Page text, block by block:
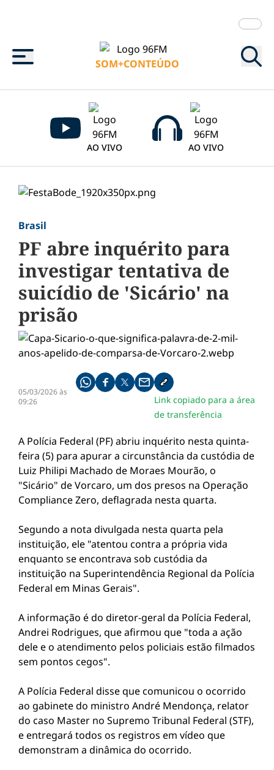
Menu
SOM+CONTEÚDO
AO VIVO AO VIVO
Brasil
PF abre inquérito para
investigar tentativa de
suicídio de 'Sicário' na
prisão
05/03/2026 às
09:26
Compartilhe pelo whatsapp
Compartilhar no facebook
Compartilhar no twitter
Compartilhe pelo email
Copiar link da notícia
Link copiado para a área
de transferência
A Polícia Federal (PF) abriu inquérito nesta quinta-
feira (5) para apurar a circunstância da custódia de
Luiz Philipi Machado de Moraes Mourão, o
"Sicário" de Vorcaro, um dos presos na Operação
Compliance Zero, deflagrada nesta quarta.
Segundo a nota divulgada nesta quarta pela
instituição, ele "atentou contra a própria vida
enquanto se encontrava sob custódia da
instituição na Superintendência Regional da Polícia
Federal em Minas Gerais".
A informação é do diretor-geral da Polícia Federal,
Andrei Rodrigues, que afirmou que "toda a ação
dele e o atendimento pelos policiais estão filmados
sem pontos cegos".
A Polícia Federal disse que comunicou o ocorrido
ao gabinete do ministro André Mendonça, relator
do caso Master no Supremo Tribunal Federal (STF),
e entregará todos os registros em vídeo que
demonstram a dinâmica do ocorrido.